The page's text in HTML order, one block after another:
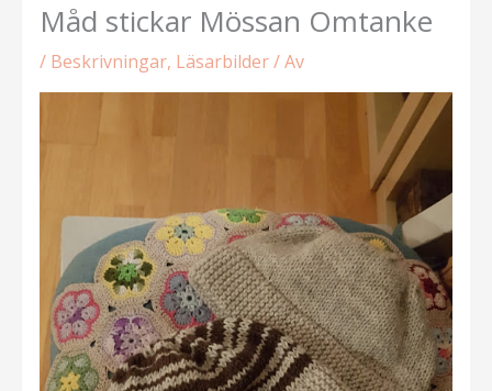
Måd stickar Mössan Omtanke
/ Beskrivningar, Läsarbilder/ Av